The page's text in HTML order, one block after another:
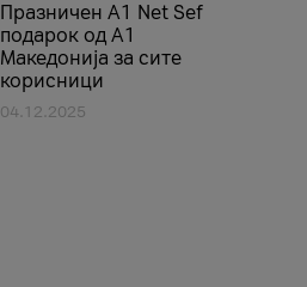
Празничен A1 Net Sеf
подарок од А1
Македонија за сите
корисници
04.12.2025